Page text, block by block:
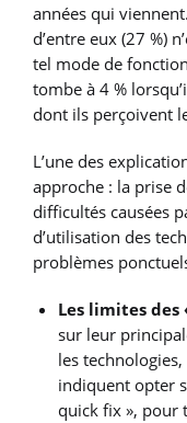
années qui
d’entre eux (27 %)
tel mode de
tombe à 4 %
dont ils perçoivent
L’une des
approche : la prise
difficultés causées
d’utilisation des
problèmes
Les limites des
sur leur
les
indiquent opter
quick fix », pour